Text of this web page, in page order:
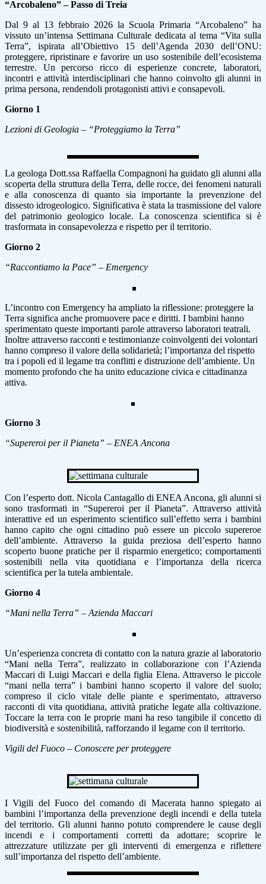
“Arcobaleno” – Passo di Treia
Dal 9 al 13 febbraio 2026 la Scuola Primaria “Arcobaleno” ha
vissuto un’intensa Settimana Culturale dedicata al tema “Vita sulla
Terra”, ispirata all’Obiettivo 15 dell’Agenda 2030 dell’ONU:
proteggere, ripristinare e favorire un uso sostenibile dell’ecosistema
terrestre. Un percorso ricco di esperienze concrete, laboratori,
incontri e attività interdisciplinari che hanno coinvolto gli alunni in
prima persona, rendendoli protagonisti attivi e consapevoli.
Giorno 1
Lezioni di Geologia – “Proteggiamo la Terra”
La geologa Dott.ssa Raffaella Compagnoni ha guidato gli alunni alla
scoperta della struttura della Terra, delle rocce, dei fenomeni naturali
e alla conoscenza di quanto sia importante la prevenzione del
dissesto idrogeologico. Significativa è stata la trasmissione del valore
del patrimonio geologico locale. La conoscenza scientifica si è
trasformata in consapevolezza e rispetto per il territorio.
Giorno 2
“Raccontiamo la Pace” – Emergency
L’incontro con Emergency ha ampliato la riflessione: proteggere la
Terra significa anche promuovere pace e diritti. I bambini hanno
sperimentato queste importanti parole attraverso laboratori teatrali.
Inoltre attraverso racconti e testimonianze coinvolgenti dei volontari
hanno compreso il valore della solidarietà; l’importanza del rispetto
tra i popoli ed il legame tra conflitti e distruzione dell’ambiente. Un
momento profondo che ha unito educazione civica e cittadinanza
attiva.
Giorno 3
“Supereroi per il Pianeta” – ENEA Ancona
Con l’esperto dott. Nicola Cantagallo di ENEA Ancona, gli alunni si
sono trasformati in “Supereroi per il Pianeta”. Attraverso attività
interattive ed un esperimento scientifico sull’effetto serra i bambini
hanno capito che ogni cittadino può essere un piccolo supereroe
dell’ambiente. Attraverso la guida preziosa dell’esperto hanno
scoperto buone pratiche per il risparmio energetico; comportamenti
sostenibili nella vita quotidiana e l’importanza della ricerca
scientifica per la tutela ambientale.
Giorno 4
“Mani nella Terra” – Azienda Maccari
Un’esperienza concreta di contatto con la natura grazie al laboratorio
“Mani nella Terra”, realizzato in collaborazione con l’Azienda
Maccari di Luigi Maccari e della figlia Elena. Attraverso le piccole
“mani nella terra” i bambini hanno scoperto il valore del suolo;
compreso il ciclo vitale delle piante e sperimentato, attraverso
racconti di vita quotidiana, attività pratiche legate alla coltivazione.
Toccare la terra con le proprie mani ha reso tangibile il concetto di
biodiversità e sostenibilità, rafforzando il legame con il territorio.
Vigili del Fuoco – Conoscere per proteggere
I Vigili del Fuoco del comando di Macerata hanno spiegato ai
bambini l’importanza della prevenzione degli incendi e della tutela
del territorio. Gli alunni hanno potuto comprendere le cause degli
incendi e i comportamenti corretti da adottare; scoprire le
attrezzature utilizzate per gli interventi di emergenza e riflettere
sull’importanza del rispetto dell’ambiente.